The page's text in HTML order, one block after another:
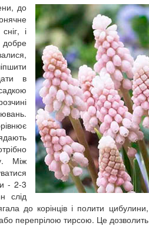
до
і
добре
в
Між
- 2-3
слід
до корінців і полити
перепрілою тирсою. Це